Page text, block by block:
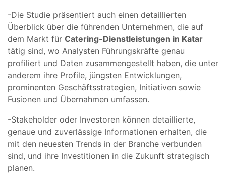
-Die Studie präsentiert auch einen detaillierten
Überblick über die führenden Unternehmen, die auf
dem Markt für Catering-Dienstleistungen in Katar
tätig sind, wo Analysten Führungskräfte genau
profiliert und Daten zusammengestellt haben, die unter
anderem ihre Profile, jüngsten Entwicklungen,
prominenten Geschäftsstrategien, Initiativen sowie
Fusionen und Übernahmen umfassen.
-Stakeholder oder Investoren können detaillierte,
genaue und zuverlässige Informationen erhalten, die
mit den neuesten Trends in der Branche verbunden
sind, und ihre Investitionen in die Zukunft strategisch
planen.